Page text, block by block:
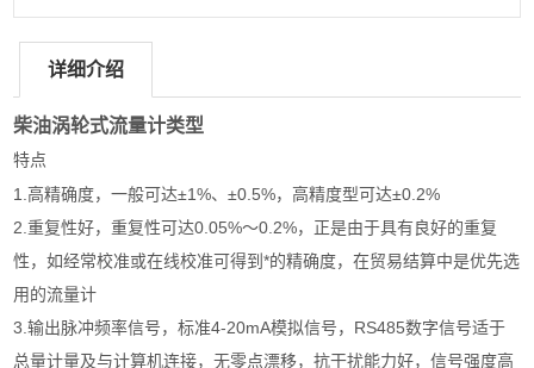
详细介绍
柴油涡轮式流量计类型
特点
1.高精确度，一般可达±1%、±0.5%，高精度型可达±0.2%
2.重复性好，重复性可达0.05%～0.2%，正是由于具有良好的重复
性，如经常校准或在线校准可得到*的精确度，在贸易结算中是优先选
用的流量计
3.输出脉冲频率信号，标准4-20mA模拟信号，RS485数字信号适于
总量计量及与计算机连接，无零点漂移，抗干扰能力好，信号强度高